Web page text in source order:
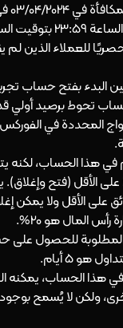
للعملاء الذين لم
البدء بفتح حساب
هذا الحساب، لكنه
كاملًا على الأقل (فتح
المال هو 20%.
المطلوبة للحصول على
هو 5 أيام.
في هذا الحساب،
ولكن لا يُسمح